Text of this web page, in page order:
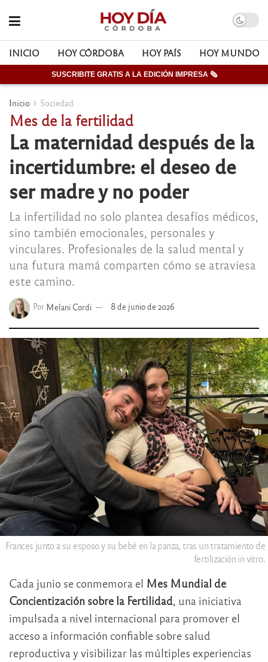
INICIO HOY CÓRDOBA HOY PAÍS HOY MUNDO
SUSCRIBITE GRATIS A LA EDICIÓN IMPRESA 🗞
Inicio Sociedad
Mes de la fertilidad
La maternidad después de la
incertidumbre: el deseo de
ser madre y no poder
La infertilidad no solo plantea desafíos médicos,
sino también emocionales, personales y
vinculares. Profesionales de la salud mental y
una futura mamá comparten cómo se atraviesa
este camino.
Por Melani Cordi 8 de junio de 2026
Frances junto a su esposo y su bebé en la panza, tras un tratamiento de
fertilización in vitro.
Cada junio se conmemora el Mes Mundial de
Concientización sobre la Fertilidad , una iniciativa
impulsada a nivel internacional para promover el
acceso a información confiable sobre salud
reproductiva y visibilizar las múltiples experiencias